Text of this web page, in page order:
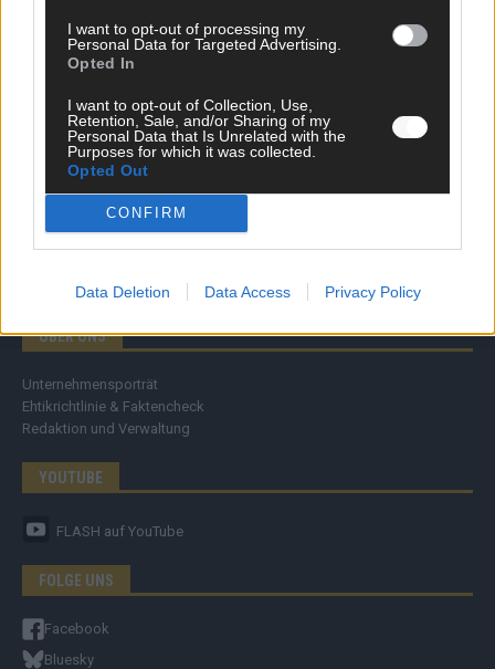
I want to opt-out of processing my
Personal Data for Targeted Advertising.
Opted In
I want to opt-out of Collection, Use,
Retention, Sale, and/or Sharing of my
Personal Data that Is Unrelated with the
Purposes for which it was collected.
Opted Out
CONFIRM
Data Deletion Data Access Privacy Policy
Kommentar
Eurovision
FLASH – DAS VIDEOPORTAL
ÜBER UNS
Unternehmensporträt
Ehtikrichtlinie & Faktencheck
Redaktion und Verwaltung
YOUTUBE
FLASH auf YouTube
FOLGE UNS
Facebook
Bluesky